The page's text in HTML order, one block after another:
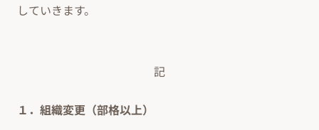
していきます。
記
１．組織変更（部格以上）